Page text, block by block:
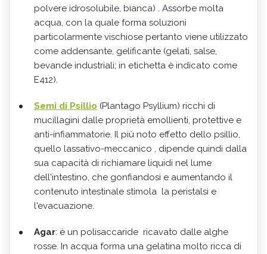
polvere idrosolubile, bianca) . Assorbe molta
acqua, con la quale forma soluzioni
particolarmente vischiose pertanto viene utilizzato
come addensante, gelificante (gelati, salse,
bevande industriali; in etichetta è indicato come
E412).
Semi di Psillio (Plantago Psyllium) ricchi di
mucillagini dalle proprietà emollienti, protettive e
anti-infiammatorie. Il più noto effetto dello psillio,
quello lassativo-meccanico , dipende quindi dalla
sua capacità di richiamare liquidi nel lume
dell'intestino, che gonfiandosi e aumentando il
contenuto intestinale stimola la peristalsi e
l'evacuazione.
Agar: è un polisaccaride ricavato dalle alghe
rosse. In acqua forma una gelatina molto ricca di